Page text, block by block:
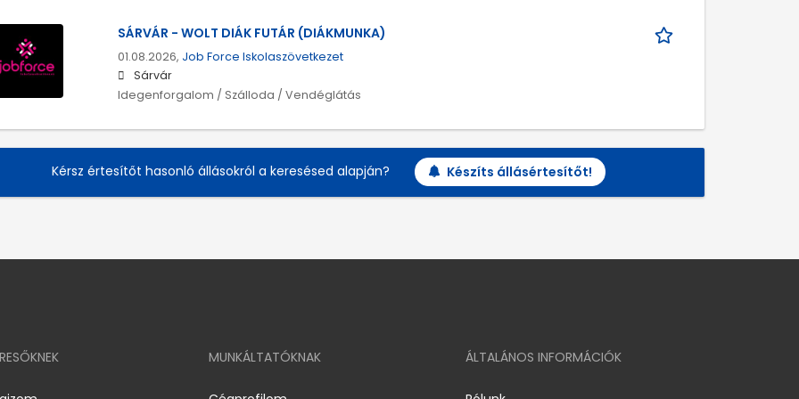
SÁRVÁR - WOLT DIÁK FUTÁR (DIÁKMUNKA)
01.08.2026, Job Force Iskolaszövetkezet
Sárvár
Idegenforgalom / Szálloda / Vendéglátás
Kérsz értesítőt hasonló állásokról a keresésed alapján? Készíts állásértesítőt!
MUNKÁLTATÓKNAK ÁLTALÁNOS INFORMÁCIÓK